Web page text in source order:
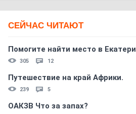
СЕЙЧАС ЧИТАЮТ
Помогите найти место в
305 12
Путешествие на край Африки.
239 5
ОАКЗВ Что за запах?